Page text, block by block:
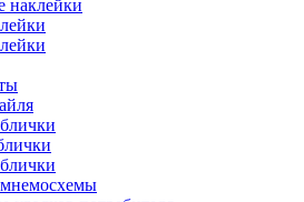
наклейки